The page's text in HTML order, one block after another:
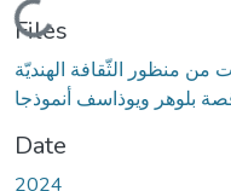
Loading...
Files
من منظور الثّقافة الهنديّة
Date
2024